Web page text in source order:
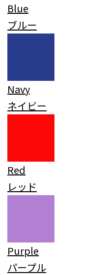
Blue
ブルー
Navy
ネイビー
Red
レッド
Purple
パープル